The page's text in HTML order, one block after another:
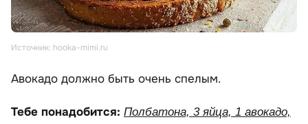
Источник: hooka-mimi.ru
Авокадо должно быть очень спелым.
Тебе понадобится: Полбатона, 3 яйца, 1 авокадо,